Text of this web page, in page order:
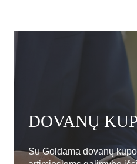
DOVANŲ
Su Goldama dovanų